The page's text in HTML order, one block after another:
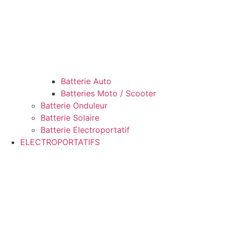
Batterie Auto
Batteries Moto / Scooter
Batterie Onduleur
Batterie Solaire
Batterie Electroportatif
ELECTROPORTATIFS